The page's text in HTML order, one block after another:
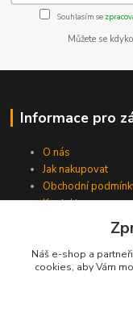
Souhlasím se
Můžete se
Informace pro
O nás
Jak nakupovat
Obchodní
Kontakty
Náš e-shop a
cookies, aby Vám